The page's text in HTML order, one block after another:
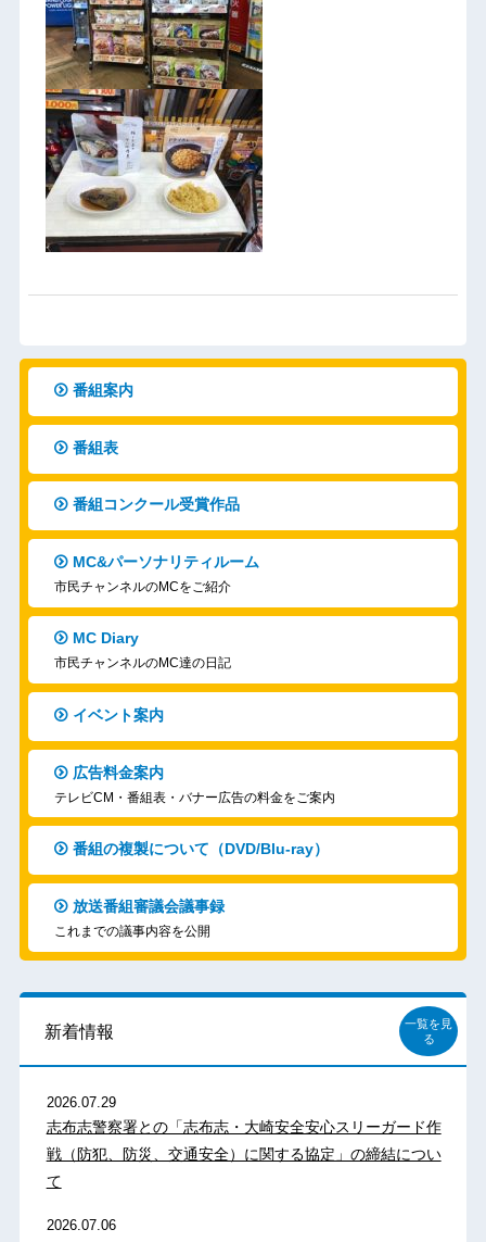
番組案内
番組表
番組コンクール受賞作品
MC&パーソナリティルーム
市民チャンネルのMCをご紹介
MC Diary
市民チャンネルのMC達の日記
イベント案内
広告料金案内
テレビCM・番組表・バナー広告の料金をご案内
番組の複製について（DVD/Blu-ray）
放送番組審議会議事録
これまでの議事内容を公開
新着情報
一覧を見
る
2026.07.29
志布志警察署との「志布志・大崎安全安心スリーガード作
戦（防犯、防災、交通安全）に関する協定」の締結につい
て
2026.07.06